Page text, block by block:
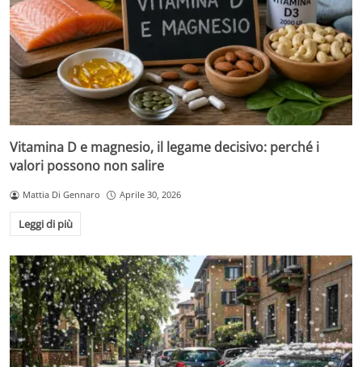
Vitamina D e magnesio, il legame decisivo: perché i
valori possono non salire
Mattia Di Gennaro Aprile 30, 2026
Leggi di più